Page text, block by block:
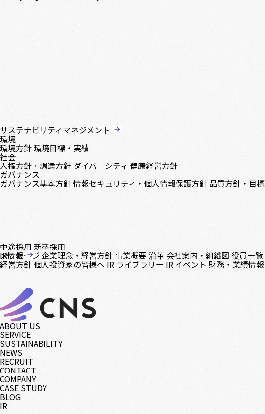
サステナビリティマネジメント
環境
環境方針環境目標・実績
社会
人権方針・調達方針 ダイバーシティ 健康経営方針
ガバナンス
ガバナンス基本方針情報セキュリティ・個人情報保護方針 品質方針・目標
中途採用 新卒採用
メッセージ 企業理念・経営方針 事業概要 沿革 会社案内・組織図 役員一覧
IR情報
経営方針 個人投資家の皆様へ IR ライブラリー IR イベント 財務・業績情報
ABOUT US
SERVICE
SUSTAINABILITY
NEWS
RECRUIT
CONTACT
COMPANY
CASE STUDY
BLOG
IR